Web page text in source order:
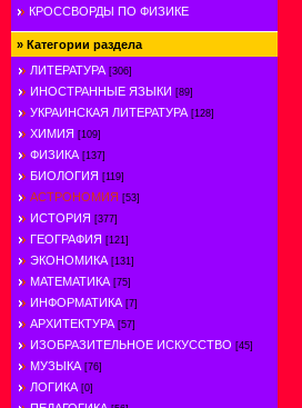
КРОССВОРДЫ ПО ФИЗИКЕ
» Категории раздела
ЛИТЕРАТУРА [306]
ИНОСТРАННЫЕ ЯЗЫКИ [89]
УКРАИНСКАЯ ЛИТЕРАТУРА [128]
ХИМИЯ [109]
ФИЗИКА [137]
БИОЛОГИЯ [119]
АСТРОНОМИЯ [53]
ИСТОРИЯ [377]
ГЕОГРАФИЯ [121]
ЭКОНОМИКА [131]
МАТЕМАТИКА [75]
ИНФОРМАТИКА [7]
АРХИТЕКТУРА [57]
ИЗОБРАЗИТЕЛЬНОЕ ИСКУССТВО [45]
МУЗЫКА [76]
ЛОГИКА [0]